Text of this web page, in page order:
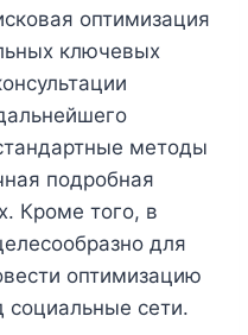
оптимизация
ключевых
методы
подробная
Кроме того, в
для
оптимизацию
социальные сети.